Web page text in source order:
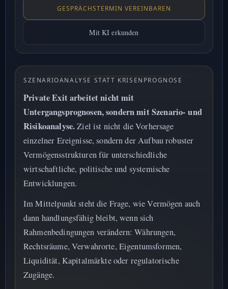
GESPRÄCHSTERMIN VEREINBAREN
Mit KI erkunden
SZENARIOANALYSE STATT KRISENPROGNOSE
Private Exit arbeitet nicht mit
Untergangsprognosen, sondern mit Szenario- und
Risikoanalyse.Ziel ist nicht die Vorhersage
einzelner Ereignisse, sondern der Aufbau robuster
Vermögensstrukturen für unterschiedliche
wirtschaftliche, politische und systemische
Entwicklungen.
Im Mittelpunkt steht die Frage, wie Vermögen auch
dann handlungsfähig bleibt, wenn sich
Rahmenbedingungen verändern: Währungen,
Rechtsräume, Verwahrorte, Eigentumsformen,
Liquidität, Kapitalmärkte oder regulatorische
Zugänge.